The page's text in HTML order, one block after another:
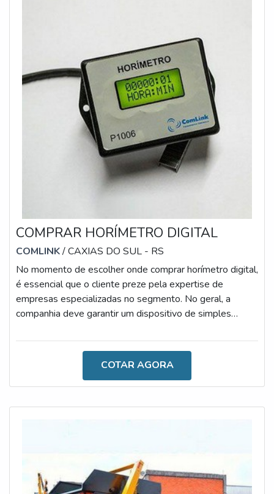
COMPRAR HORÍMETRO DIGITAL
COMLINK/ CAXIAS DO SUL - RS
No momento de escolher onde comprar horímetro digital,
é essencial que o cliente preze pela expertise de
empresas especializadas no segmento. No geral, a
companhia deve garantir um dispositivo de simples
desenvolvimento de atividades de operários de
industriais.O DISPOSITIVO APRESENTA DIVERSAS
VANTAGENSUma das principais funções do aparato é
COTAR AGORA